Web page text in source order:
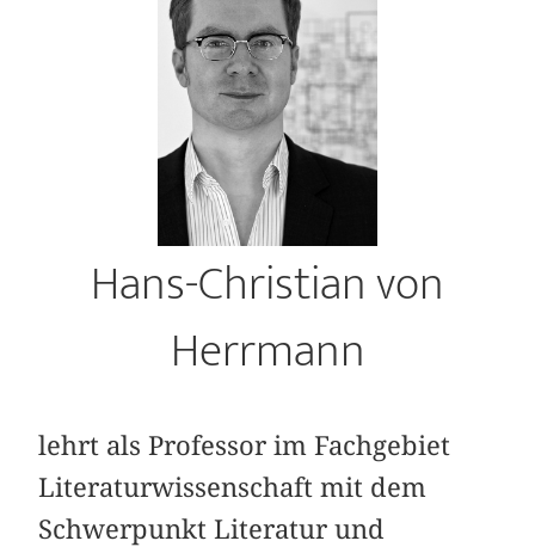
Hans-Christian von
Herrmann
lehrt als Professor im Fachgebiet
Literaturwissenschaft mit dem
Schwerpunkt Literatur und